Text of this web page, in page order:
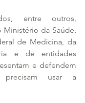
entre outros,
Ministério da Saúde,
de Medicina, da
e de entidades
e defendem
precisam usar a